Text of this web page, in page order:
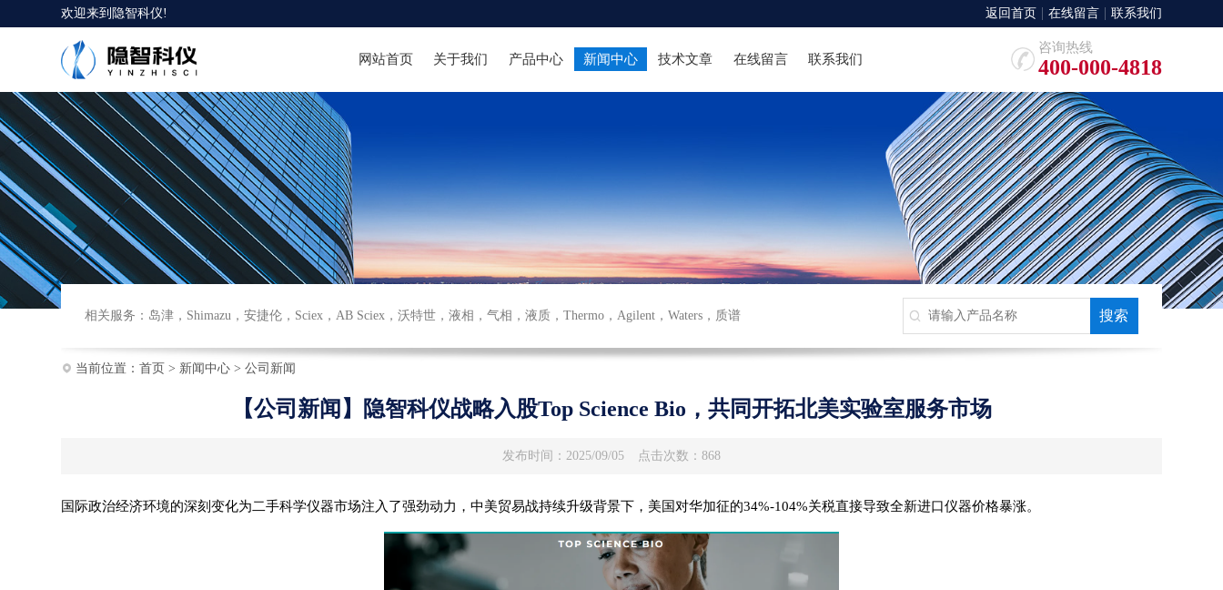
欢迎来到 隐智科仪! 返回首页 在线留言 联系我们
网站首页 关于我们 产品中心 新闻中心 技术文章 在线留言 联系我们
咨询热线
400-000-4818
相关服务： 岛津 ， Shimazu ，安捷伦 ， Sciex ，AB Sciex ，沃特世 ，液相 ，气相 ，液质 ，Thermo ，Agilent ，Waters ， 质谱
当前位置： 首页 > 新闻中心> 公司新闻
【公司新闻】隐智科仪战略入股Top Science Bio，共同开拓北美实验室服务市场
发布时间：2025/09/05 点击次数：868
国际政治经济环境的深刻变化为二手科学仪器市场注入了强劲动力，中美贸易战持续升级背景下，美国对华加征的34%-104%关税直接导致全新进口仪器价格暴涨。